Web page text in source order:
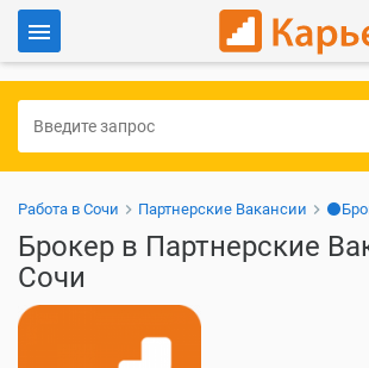
Для работодателей
Работа в Сочи Партнерские Вакансии
Брокер в Партнерские
Сочи